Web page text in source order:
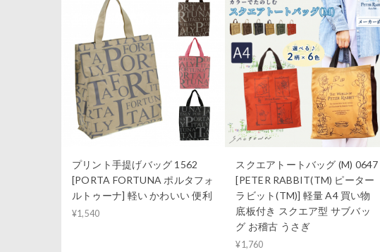
プリント手提げバッグ 1562
[PORTA FORTUNA ポルタフォ
ルトゥーナ] 軽い かわいい 便利
¥1,540
スクエアトートバッグ (M) 0647
[PETER RABBIT(TM) ピーター
ラビット(TM)] 軽量 A4 買い物
底板付き スクエア型 サブバッ
グ お稽古 うさぎ
¥1,760